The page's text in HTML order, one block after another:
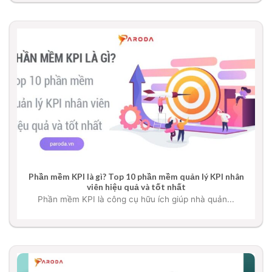
Phần mềm KPI là gì? Top 10 phần mềm quản lý KPI nhân
viên hiệu quả và tốt nhất
Phần mềm KPI là công cụ hữu ích giúp nhà quản...